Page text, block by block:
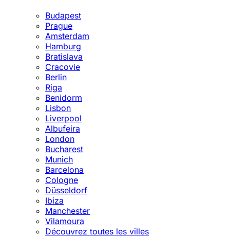
Budapest
Prague
Amsterdam
Hamburg
Bratislava
Cracovie
Berlin
Riga
Benidorm
Lisbon
Liverpool
Albufeira
London
Bucharest
Munich
Barcelona
Cologne
Düsseldorf
Ibiza
Manchester
Vilamoura
Découvrez toutes les villes